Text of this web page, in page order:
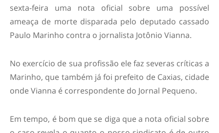
sexta-feira uma nota oficial sobre uma possível
ameaça de morte disparada pelo deputado cassado
Paulo Marinho contra o jornalista Jotônio Vianna.
No exercício de sua profissão ele faz severas críticas a
Marinho, que também já foi prefeito de Caxias, cidade
onde Vianna é correspondente do Jornal Pequeno.
Em tempo, é bom que se diga que a nota oficial sobre